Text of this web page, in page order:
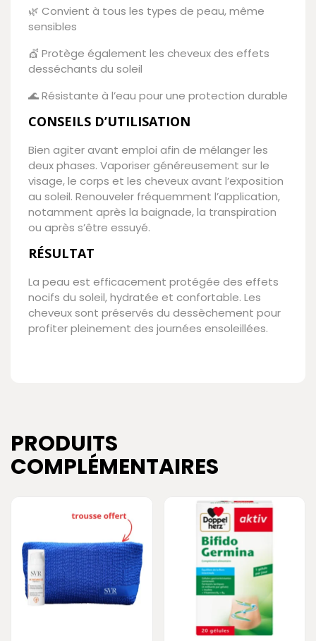
🌿 Convient à tous les types de peau, même
sensibles
💇 Protège également les cheveux des effets
desséchants du soleil
🌊 Résistante à l’eau pour une protection durable
CONSEILS D’UTILISATION
Bien agiter avant emploi afin de mélanger les
deux phases. Vaporiser généreusement sur le
visage, le corps et les cheveux avant l’exposition
au soleil. Renouveler fréquemment l’application,
notamment après la baignade, la transpiration
ou après s’être essuyé.
RÉSULTAT
La peau est efficacement protégée des effets
nocifs du soleil, hydratée et confortable. Les
cheveux sont préservés du dessèchement pour
profiter pleinement des journées ensoleillées.
PRODUITS
COMPLÉMENTAIRES